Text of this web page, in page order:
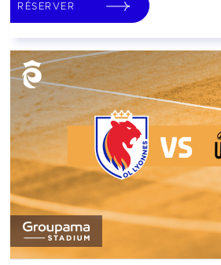
RÉSERVER